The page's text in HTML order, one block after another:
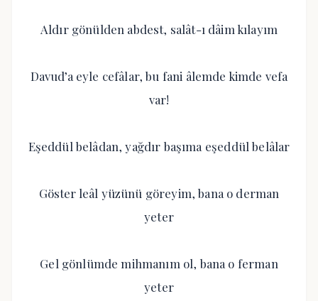
Aldır gönülden abdest, salât-ı dâim kılayım
Davud’a eyle cefâlar, bu fani âlemde kimde vefa
var!
Eşeddül belâdan, yağdır başıma eşeddül belâlar
Göster leâl yüzünü göreyim, bana o derman
yeter
Gel gönlümde mihmanım ol, bana o ferman
yeter